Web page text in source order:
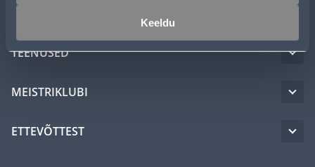
Keeldu
TEENUSED
MEISTRIKLUBI
ETTEVÕTTEST